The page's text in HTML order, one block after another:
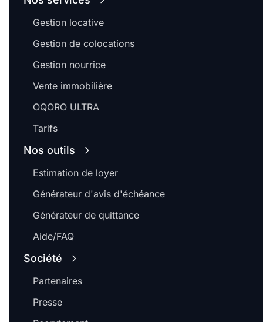
Gestion locative
Gestion de colocations
Gestion nourrice
Vente immobilière
OQORO ULTRA
Tarifs
Nos outils
Estimation de loyer
Générateur d'avis d'échéance
Générateur de quittance
Aide/FAQ
Société
Partenaires
Presse